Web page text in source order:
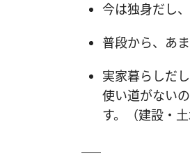
今は独身だし
普段から、あ
実家暮らしだ
使い道がない
す。（建設・